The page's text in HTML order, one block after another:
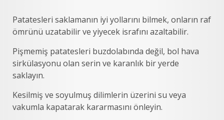
Patatesleri saklamanın iyi yollarını bilmek, onların raf
ömrünü uzatabilir ve yiyecek israfını azaltabilir.
Pişmemiş patatesleri buzdolabında değil, bol hava
sirkülasyonu olan serin ve karanlık bir yerde
saklayın.
Kesilmiş ve soyulmuş dilimlerin üzerini su veya
vakumla kapatarak kararmasını önleyin.